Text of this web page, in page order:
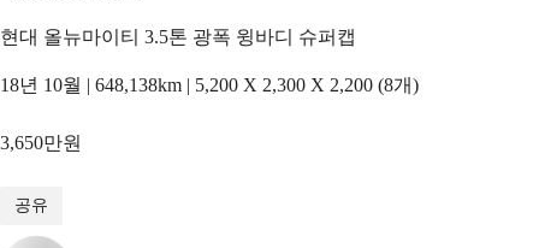
현대 올뉴마이티 3.5톤 광폭 윙바디 슈퍼캡
18년 10월 | 648,138km | 5,200 X 2,300 X 2,200 (8개)
3,650만원
공유
/16